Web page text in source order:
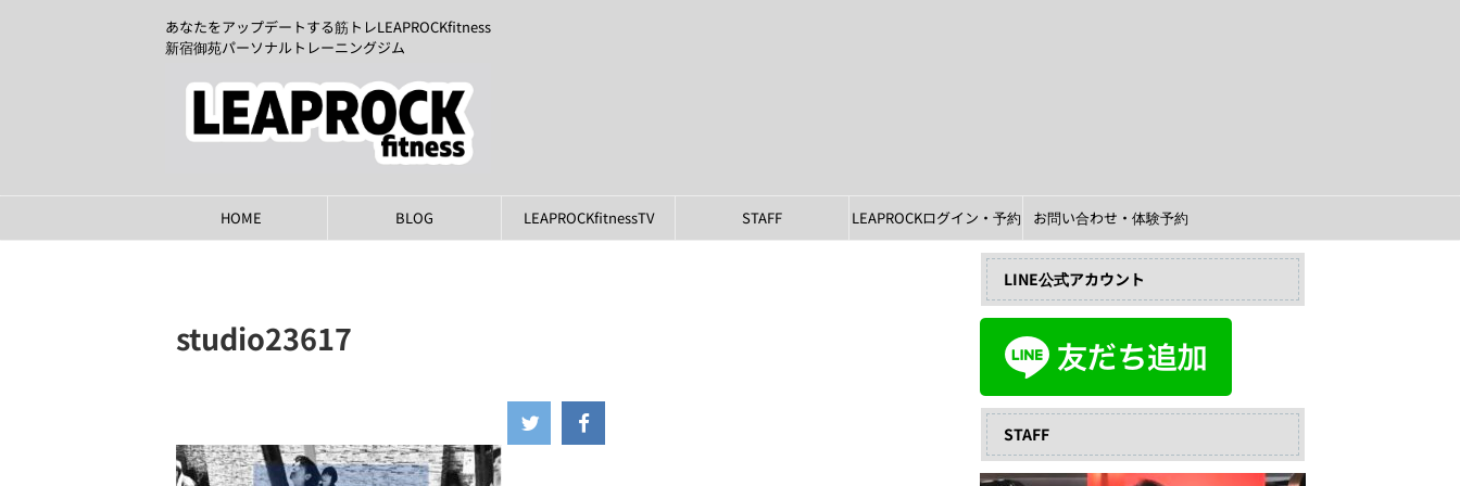
あなたをアップデートする筋トレLEAPROCKfitness
新宿御苑パーソナルトレーニングジム
HOME BLOG LEAPROCKfitnessTV STAFF LEAPROCKログイン・予約 お問い合わせ・体験予約
studio23617
LINE公式アカウント
STAFF